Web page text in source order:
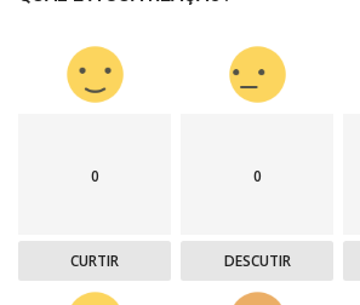
0
CURTIR
0
DESCUTIR